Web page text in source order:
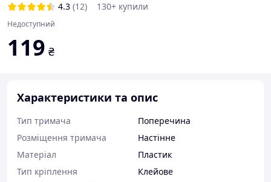
4.3 (12) 130+ купили
Недоступний
119 ₴
Характеристики та опис
Тип тримача
Поперечина
Розміщення тримача
Настінне
Матеріал
Пластик
Тип кріплення
Клейове